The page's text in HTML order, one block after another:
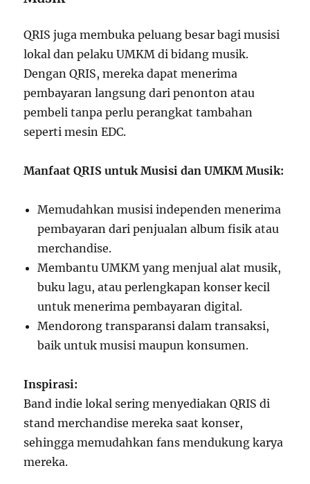
QRIS juga membuka peluang besar bagi musisi
lokal dan pelaku UMKM di bidang musik.
Dengan QRIS, mereka dapat menerima
pembayaran langsung dari penonton atau
pembeli tanpa perlu perangkat tambahan
seperti mesin EDC.
Manfaat QRIS untuk Musisi dan UMKM Musik:
Memudahkan musisi independen menerima
pembayaran dari penjualan album fisik atau
merchandise.
Membantu UMKM yang menjual alat musik,
buku lagu, atau perlengkapan konser kecil
untuk menerima pembayaran digital.
Mendorong transparansi dalam transaksi,
baik untuk musisi maupun konsumen.
Inspirasi:
Band indie lokal sering menyediakan QRIS di
stand merchandise mereka saat konser,
sehingga memudahkan fans mendukung karya
mereka.